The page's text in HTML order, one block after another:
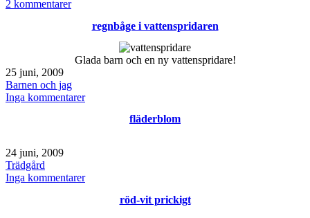
som
2 kommentarertill
regnbåge i vattenspridaren
Glada barn och en ny vattenspridare!
Publicerat
den
25 juni, 2009
Kategoriserat
som
Barnen och jag
Inga kommentarertill
fläderblom
Publicerat
den
24 juni, 2009
Kategoriserat
som
Trädgård
Inga kommentarertill
röd-vit prickigt